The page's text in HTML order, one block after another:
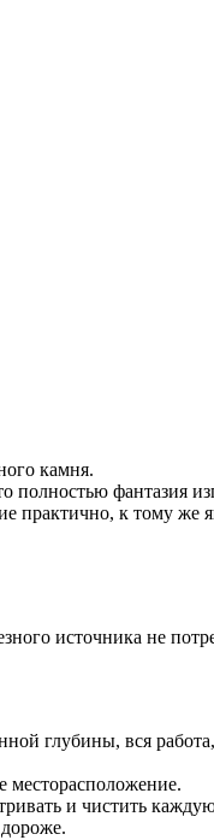
камня.
полностью фантазия
практично, к тому же
источника не
глубины, вся
месторасположение.
и чистить